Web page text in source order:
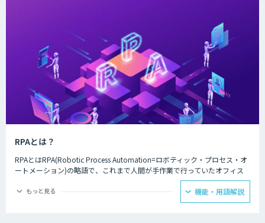
RPAとは？
RPAとはRPA(Robotic Process Automation=ロボティック・プロセス・オ
ートメーション)の略語で、これまで人間が手作業で行っていたオフィス
ワークを自動化する仕組みのことです。別名をデジタル・ワークフォー
ス、デジタルレイバーと呼びます。人間がコンピューター上で行う手作業
の業務を操作画面から登録しておくだけで、自動的かつ効率的に処理しま
もっと見る 機能・用語解説